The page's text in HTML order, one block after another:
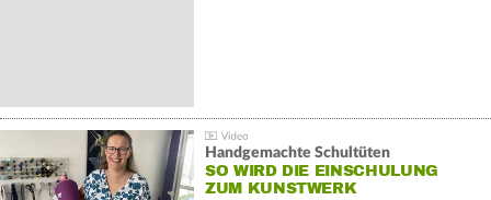
Handgemachte Schultüten
SO WIRD DIE EINSCHULUNG
ZUM KUNSTWERK